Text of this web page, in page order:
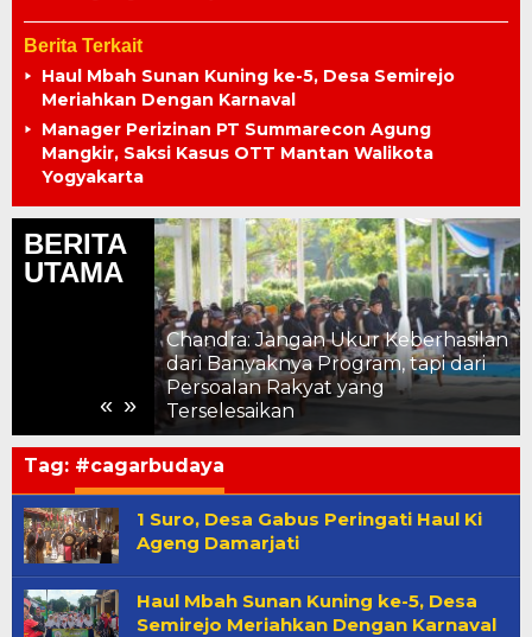
Berita Terkait
Haul Mbah Sunan Kuning ke-5, Desa Semirejo
Meriahkan Dengan Karnaval
Manager Perizinan PT Summarecon Agung
Mangkir, Saksi Kasus OTT Mantan Walikota
Yogyakarta
BERITA
UTAMA
« »
Chandra: Jangan Ukur Keberhasilan
dari Banyaknya Program, tapi dari
Persoalan Rakyat yang
Terselesaikan
Tag: #cagarbudaya
1 Suro, Desa Gabus Peringati Haul Ki
Ageng Damarjati
Haul Mbah Sunan Kuning ke-5, Desa
Semirejo Meriahkan Dengan Karnaval